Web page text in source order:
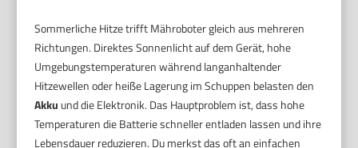
Sommerliche Hitze trifft Mähroboter gleich aus mehreren
Richtungen. Direktes Sonnenlicht auf dem Gerät, hohe
Umgebungstemperaturen während langanhaltender
Hitzewellen oder heiße Lagerung im Schuppen belasten den
Akku und die Elektronik. Das Hauptproblem ist, dass hohe
Temperaturen die Batterie schneller entladen lassen und ihre
Lebensdauer reduzieren. Du merkst das oft an einfachen